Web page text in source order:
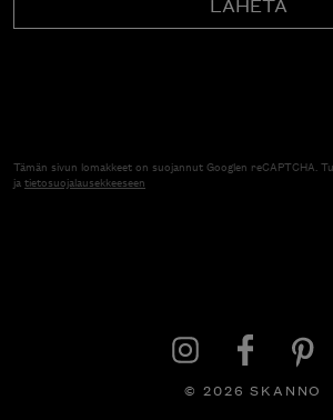
Tämän sivun lomakkeet on suojannut Googlen reCAPTCHA.
jatietosuojalausekkeeseen
© 2026 SKANNO